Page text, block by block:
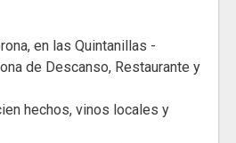
en las Quintanillas -
de Descanso, Restaurante y
hechos, vinos locales y